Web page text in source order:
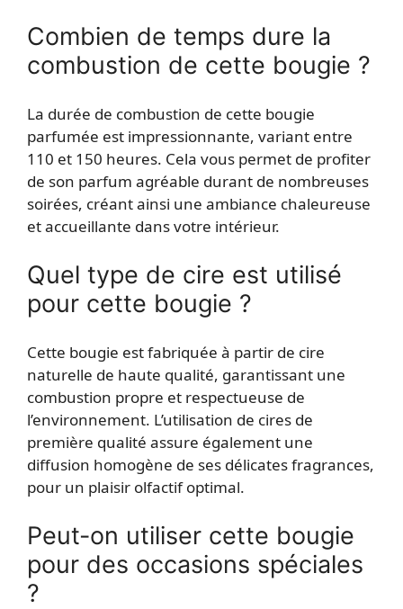
Combien de temps dure la
combustion de cette bougie ?
La durée de combustion de cette bougie
parfumée est impressionnante, variant entre
110 et 150 heures. Cela vous permet de profiter
de son parfum agréable durant de nombreuses
soirées, créant ainsi une ambiance chaleureuse
et accueillante dans votre intérieur.
Quel type de cire est utilisé
pour cette bougie ?
Cette bougie est fabriquée à partir de cire
naturelle de haute qualité, garantissant une
combustion propre et respectueuse de
l’environnement. L’utilisation de cires de
première qualité assure également une
diffusion homogène de ses délicates fragrances,
pour un plaisir olfactif optimal.
Peut-on utiliser cette bougie
pour des occasions spéciales
?